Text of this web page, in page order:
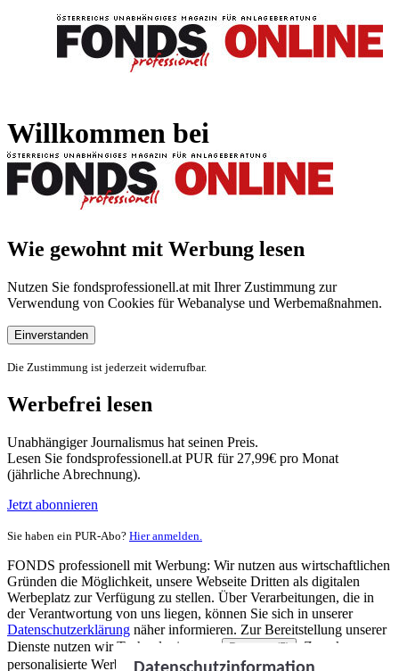
Willkommen bei
Wie gewohnt mit Werbung lesen
Nutzen Sie fondsprofessionell.at mit Ihrer Zustimmung zur
Verwendung von Cookies für Webanalyse und Werbemaßnahmen.
Einverstanden
Die Zustimmung ist jederzeit widerrufbar.
Werbefrei lesen
Unabhängiger Journalismus hat seinen Preis.
Lesen Sie fondsprofessionell.at PUR für 27,99€ pro Monat
(jährliche Abrechnung).
Jetzt abonnieren
Sie haben ein PUR-Abo? Hier anmelden.
FONDS professionell mit Werbung: Wir nutzen aus wirtschaftlichen
Gründen die Möglichkeit, unsere Webseite Dritten als digitalen
Werbeplatz zur Verfügung zu stellen. Über Verarbeitungen, die in
der Verantwortung von uns liegen, können Sie sich in unserer
Datenschutzerklärung näher informieren. Zur Bereitstellung unserer
Dienste nutzen wir Technologien von
Partnern (5)
. Zwecke:
personalisierte Werbung und Inhalte, Messung von Werbeleistung